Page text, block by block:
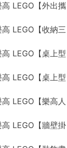
LEGO【外出攜
LEGO【收納三
LEGO【桌上型
LEGO【桌上型
LEGO【樂高人
LEGO【牆壁掛